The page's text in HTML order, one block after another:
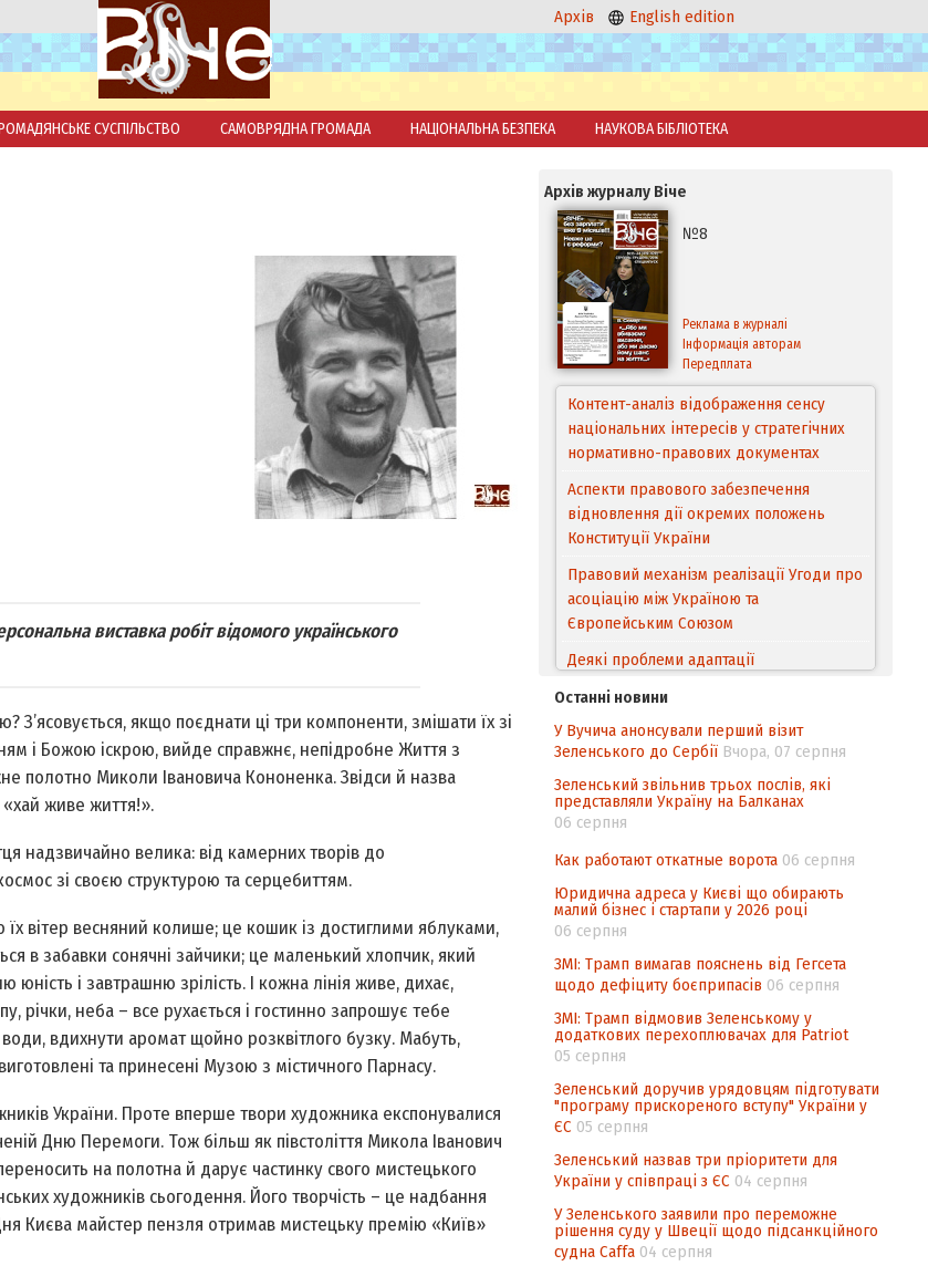
Архів English edition
СУСПІЛЬСТВО САМОВРЯДНА ГРОМАДА НАЦІОНАЛЬНА БЕЗПЕКА НАУКОВА БІБЛІОТЕКА
виставка робіт відомого українського
якщо поєднати ці три компоненти, змішати їх зі
і Божою іскрою, вийде справжнє, непідробне Життя з
полотно Миколи Івановича Кононенка. Звідси й назва
«хай живе життя!».
надзвичайно велика: від камерних творів до
зі своєю структурою та серцебиттям.
їх вітер весняний колише; це кошик із достиглими яблуками,
в забавки сонячні зайчики; це маленький хлопчик, який
і завтрашню зрілість. І кожна лінія живе, дихає,
річки, неба – все рухається і гостинно запрошує тебе
вдихнути аромат щойно розквітлого бузку. Мабуть,
та принесені Музою з містичного Парнасу.
України. Проте вперше твори художника експонувалися
Дню Перемоги. Тож більш як півстоліття Микола Іванович
на полотна й дарує частинку свого мистецького
художників сьогодення. Його творчість – це надбання
Києва майстер пензля отримав мистецьку премію «Київ»
Архів журналу Віче
№8
Реклама в журналі
Інформація авторам
Передплата
Контент-аналіз відображення сенсу
національних інтересів у стратегічних
нормативно-правових документах
Аспекти правового забезпечення
відновлення дії окремих положень
Конституції України
Правовий механізм реалізації Угоди про
асоціацію між Україною та
Європейським Cоюзом
Деякі проблеми адаптації
походження товарів відповідно до
Угоди про торговельні аспекти прав
інтелектуальної власності (TRIPS) у
контексті євроінтеграції
Аналіз виборчого законодавства щодо
підрахунку голосів виборців
Інформаційна безпека суспільства
Останні новини
У Вучича анонсували перший візит
Зеленського до Сербії Вчора, 07 серпня
Зеленський звільнив трьох послів, які
представляли Україну на Балканах
06 серпня
Как работают откатные ворота 06 серпня
Юридична адреса у Києві що обирають
малий бізнес і стартапи у 2026 році
06 серпня
ЗМІ: Трамп вимагав пояснень від Гегсета
щодо дефіциту боєприпасів 06 серпня
ЗМІ: Трамп відмовив Зеленському у
додаткових перехоплювачах для Patriot
05 серпня
Зеленський доручив урядовцям підготувати
"програму прискореного вступу" України у
ЄС 05 серпня
Зеленський назвав три пріоритети для
України у співпраці з ЄС 04 серпня
У Зеленського заявили про переможне
рішення суду у Швеції щодо підсанкційного
судна Caffa 04 серпня